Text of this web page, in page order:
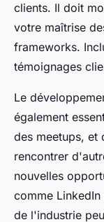
clients. Il doit
votre maîtrise
frameworks.
témoignages
Le
également
des meetups, et
rencontrer
nouvelles
comme
de l'industrie